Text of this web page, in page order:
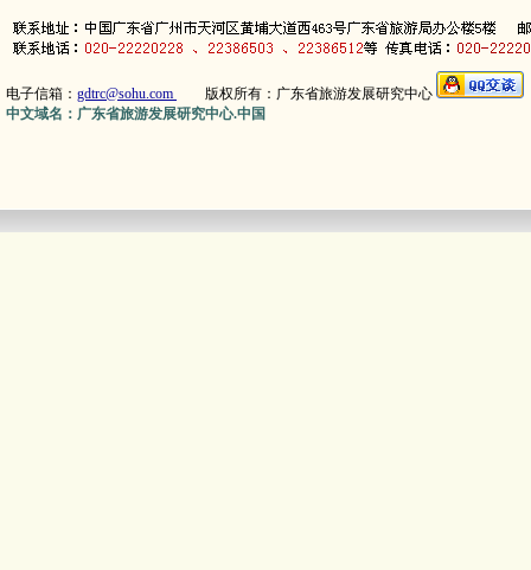
电子信箱： gdtrc@sohu.com 版权所有：广东省旅游发展研究中心
中文域名：广东省旅游发展研究中心.中国